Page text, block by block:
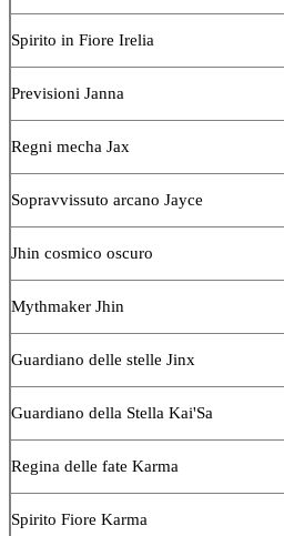
Spirito in Fiore Irelia
Previsioni Janna
Regni mecha Jax
Sopravvissuto arcano Jayce
Jhin cosmico oscuro
Mythmaker Jhin
Guardiano delle stelle Jinx
Guardiano della Stella Kai'Sa
Regina delle fate Karma
Spirito Fiore Karma